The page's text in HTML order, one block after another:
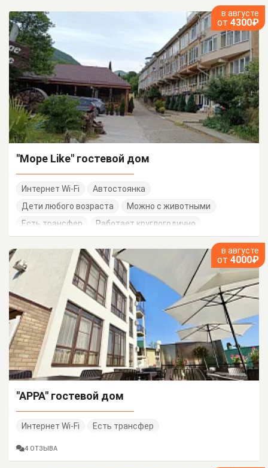
в августе
от 4300₽
"Море Like" гостевой дом
Интернет Wi-Fi
Автостоянка
Дети любого возраста
Можно с животными
Есть трансфер
Работает круглогодично
в августе
от 4000₽
"АРРА" гостевой дом
Интернет Wi-Fi Есть трансфер
4 ОТЗЫВА